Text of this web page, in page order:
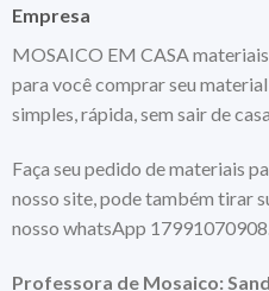
Empresa
MOSAICO EM CASA
para você comprar seu
simples, rápida, sem sair de
Faça seu pedido de materiais
nosso site, pode também tirar
nosso whatsApp
Professora de Mosaico: